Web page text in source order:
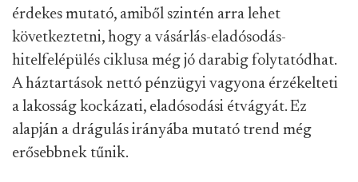
érdekes mutató, amiből szintén arra lehet
következtetni, hogy a vásárlás-eladósodás-
hitelfelépülés ciklusa még jó darabig folytatódhat.
A háztartások nettó pénzügyi vagyona érzékelteti
a lakosság kockázati, eladósodási étvágyát. Ez
alapján a drágulás irányába mutató trend még
erősebbnek tűnik.